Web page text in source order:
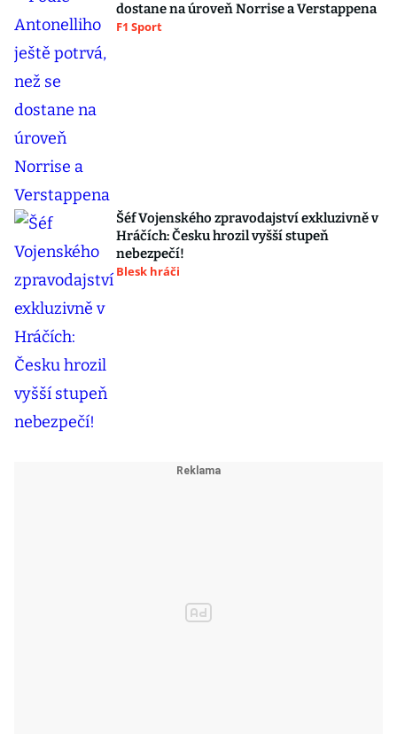
dostane na úroveň Norrise a Verstappena
F1 Sport
Šéf Vojenského zpravodajství exkluzivně v
Hráčích: Česku hrozil vyšší stupeň
nebezpečí!
Blesk hráči